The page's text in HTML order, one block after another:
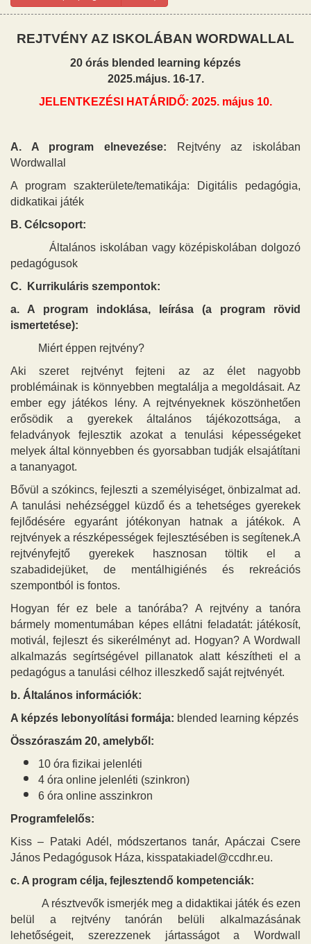
REJTVÉNY AZ ISKOLÁBAN WORDWALLAL
20 órás blended learning képzés
2025.május. 16-17.
JELENTKEZÉSI HATÁRIDŐ: 2025. május 10.
A. A program elnevezése:
Rejtvény az iskolában
Wordwallal
A program szakterülete/tematikája:
Digitális pedagógia,
didkatikai játék
B. Célcsoport:
Általános iskolában vagy középiskolában dolgozó
pedagógusok
C. Kurrikuláris szempontok:
a. A program indoklása, leírása (a program rövid
ismertetése):
Miért éppen rejtvény?
Aki szeret rejtvényt fejteni az az élet nagyobb
problémáinak is könnyebben megtalálja a megoldásait. Az
ember egy játékos lény. A rejtvényeknek köszönhetően
erősödik a gyerekek általános tájékozottsága, a
feladványok fejlesztik azokat a tenulási képességeket
melyek által könnyebben és gyorsabban tudják elsajátítani
a tananyagot.
Bővül a szókincs, fejleszti a személyiséget, önbizalmat ad.
A tanulási nehézséggel küzdő és a tehetséges gyerekek
fejlődésére egyaránt jótékonyan hatnak a játékok. A
rejtvények a részképességek fejlesztésében is segítenek.A
rejtvényfejtő gyerekek hasznosan töltik el a
szabadidejüket, de mentálhigiénés és rekreációs
szempontból is fontos.
Hogyan fér ez bele a tanórába? A rejtvény a tanóra
bármely momentumában képes ellátni feladatát: játékosít,
motivál, fejleszt és sikerélményt ad. Hogyan? A Wordwall
alkalmazás segírtségével pillanatok alatt készítheti el a
pedagógus a tanulási célhoz illeszkedő saját rejtvényét.
b. Általános információk:
A képzés lebonyolítási formája: blended learning képzés
Összóraszám 20, amelyből:
10 óra fizikai jelenléti
4 óra online jelenléti (szinkron)
6 óra online asszinkron
Programfelelős:
Kiss – Pataki Adél, módszertanos tanár, Apáczai Csere
János Pedagógusok Háza, kisspatakiadel@ccdhr.eu.
c. A program célja, fejlesztendő kompetenciák:
A résztvevők ismerjék meg a didaktikai játék és ezen
belül a rejtvény tanórán belüli alkalmazásának
lehetőségeit, szerezzenek jártasságot a Wordwall